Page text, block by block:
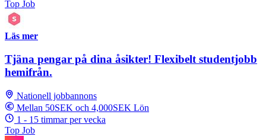
Top Job
Läs mer
Tjäna pengar på dina åsikter! Flexibelt studentjobb
hemifrån.
Nationell jobbannons
Mellan 50SEK och 4,000SEK Lön
1 - 15 timmar per vecka
Top Job